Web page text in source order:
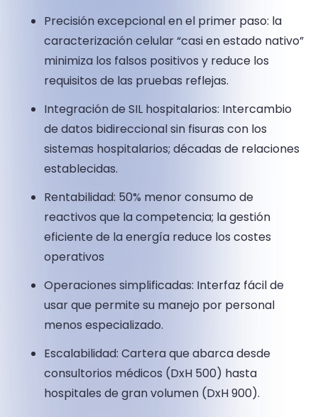
Precisión excepcional en el primer paso: la
caracterización celular “casi en estado nativo”
minimiza los falsos positivos y reduce los
requisitos de las pruebas reflejas.
Integración de SIL hospitalarios: Intercambio
de datos bidireccional sin fisuras con los
sistemas hospitalarios; décadas de relaciones
establecidas.
Rentabilidad: 50% menor consumo de
reactivos que la competencia; la gestión
eficiente de la energía reduce los costes
operativos
Operaciones simplificadas: Interfaz fácil de
usar que permite su manejo por personal
menos especializado.
Escalabilidad: Cartera que abarca desde
consultorios médicos (DxH 500) hasta
hospitales de gran volumen (DxH 900).